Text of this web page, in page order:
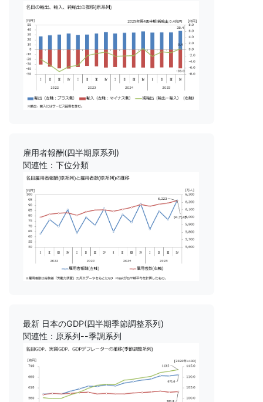
雇用者報酬(四半期原系列)
関連性：下位分類
最新 日本のGDP(四半期季節調整系列)
関連性：原系列--季調系列